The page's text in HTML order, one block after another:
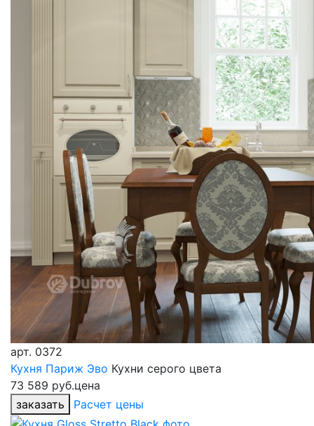
арт. 0372
Кухня Париж Эво Кухни серого цвета
73 589 руб.цена
заказать
Расчет цены